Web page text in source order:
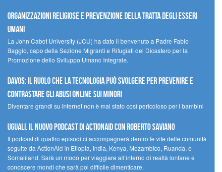
Organizzazioni religiose e prevenzione della tratta degli esseri
umani
La John Cabot University (JCU) ha dato il benvenuto a Padre Fabio
Baggio, capo della Sezione Migranti e Rifugiati del Dicastero per la
Promozione dello Sviluppo Umano Integrale.
Davos: il ruolo che la tecnologia può svolgere per prevenire e
contrastare gli abusi online sui minori
Diventare grandi su Internet non è mai stato così pericoloso per i bambini
UGUALI, il nuovo podcast di ACTIONAID con Roberto Saviano
Il podcast di quattro episodi ci accompagnerà dentro le vite delle comunità
seguite da ActionAid in Etiopia, India, Kenya, Mozambico, Ruanda, e
Somaliland. Sarà un modo per viaggiare all’interno di realtà lontane e
conoscere mondi che sarà poi difficile dimenticare.